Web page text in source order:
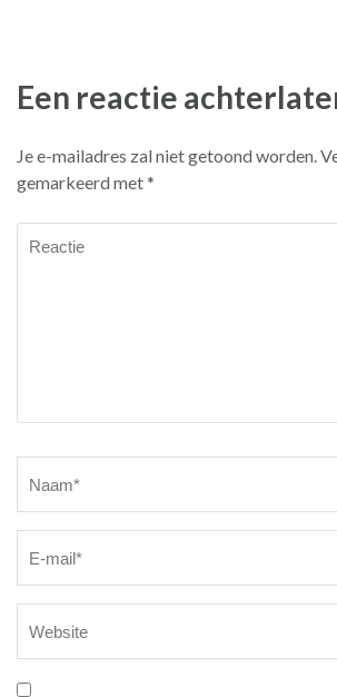
Een reactie
Je e-mailadres zal niet getoond worden.
gemarkeerd met*